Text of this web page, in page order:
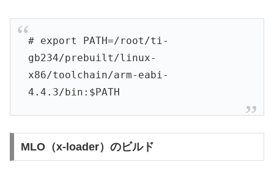
# export PATH=/root/ti-
gb234/prebuilt/linux-
x86/toolchain/arm-eabi-
4.4.3/bin:$PATH
MLO（x-loader）のビルド